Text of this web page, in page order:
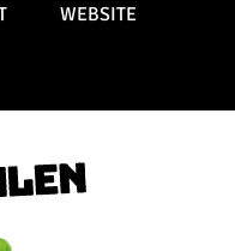
WEBSITE